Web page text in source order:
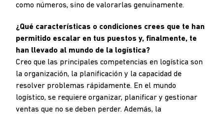
como números, sino de valorarlas genuinamente.
¿Qué características o condiciones crees que te han
permitido escalar en tus puestos y, finalmente, te
han llevado al mundo de la logística?
Creo que las principales competencias en logística son
la organización, la planificación y la capacidad de
resolver problemas rápidamente. En el mundo
logístico, se requiere organizar, planificar y gestionar
ventas que no se deben perder. Además, la